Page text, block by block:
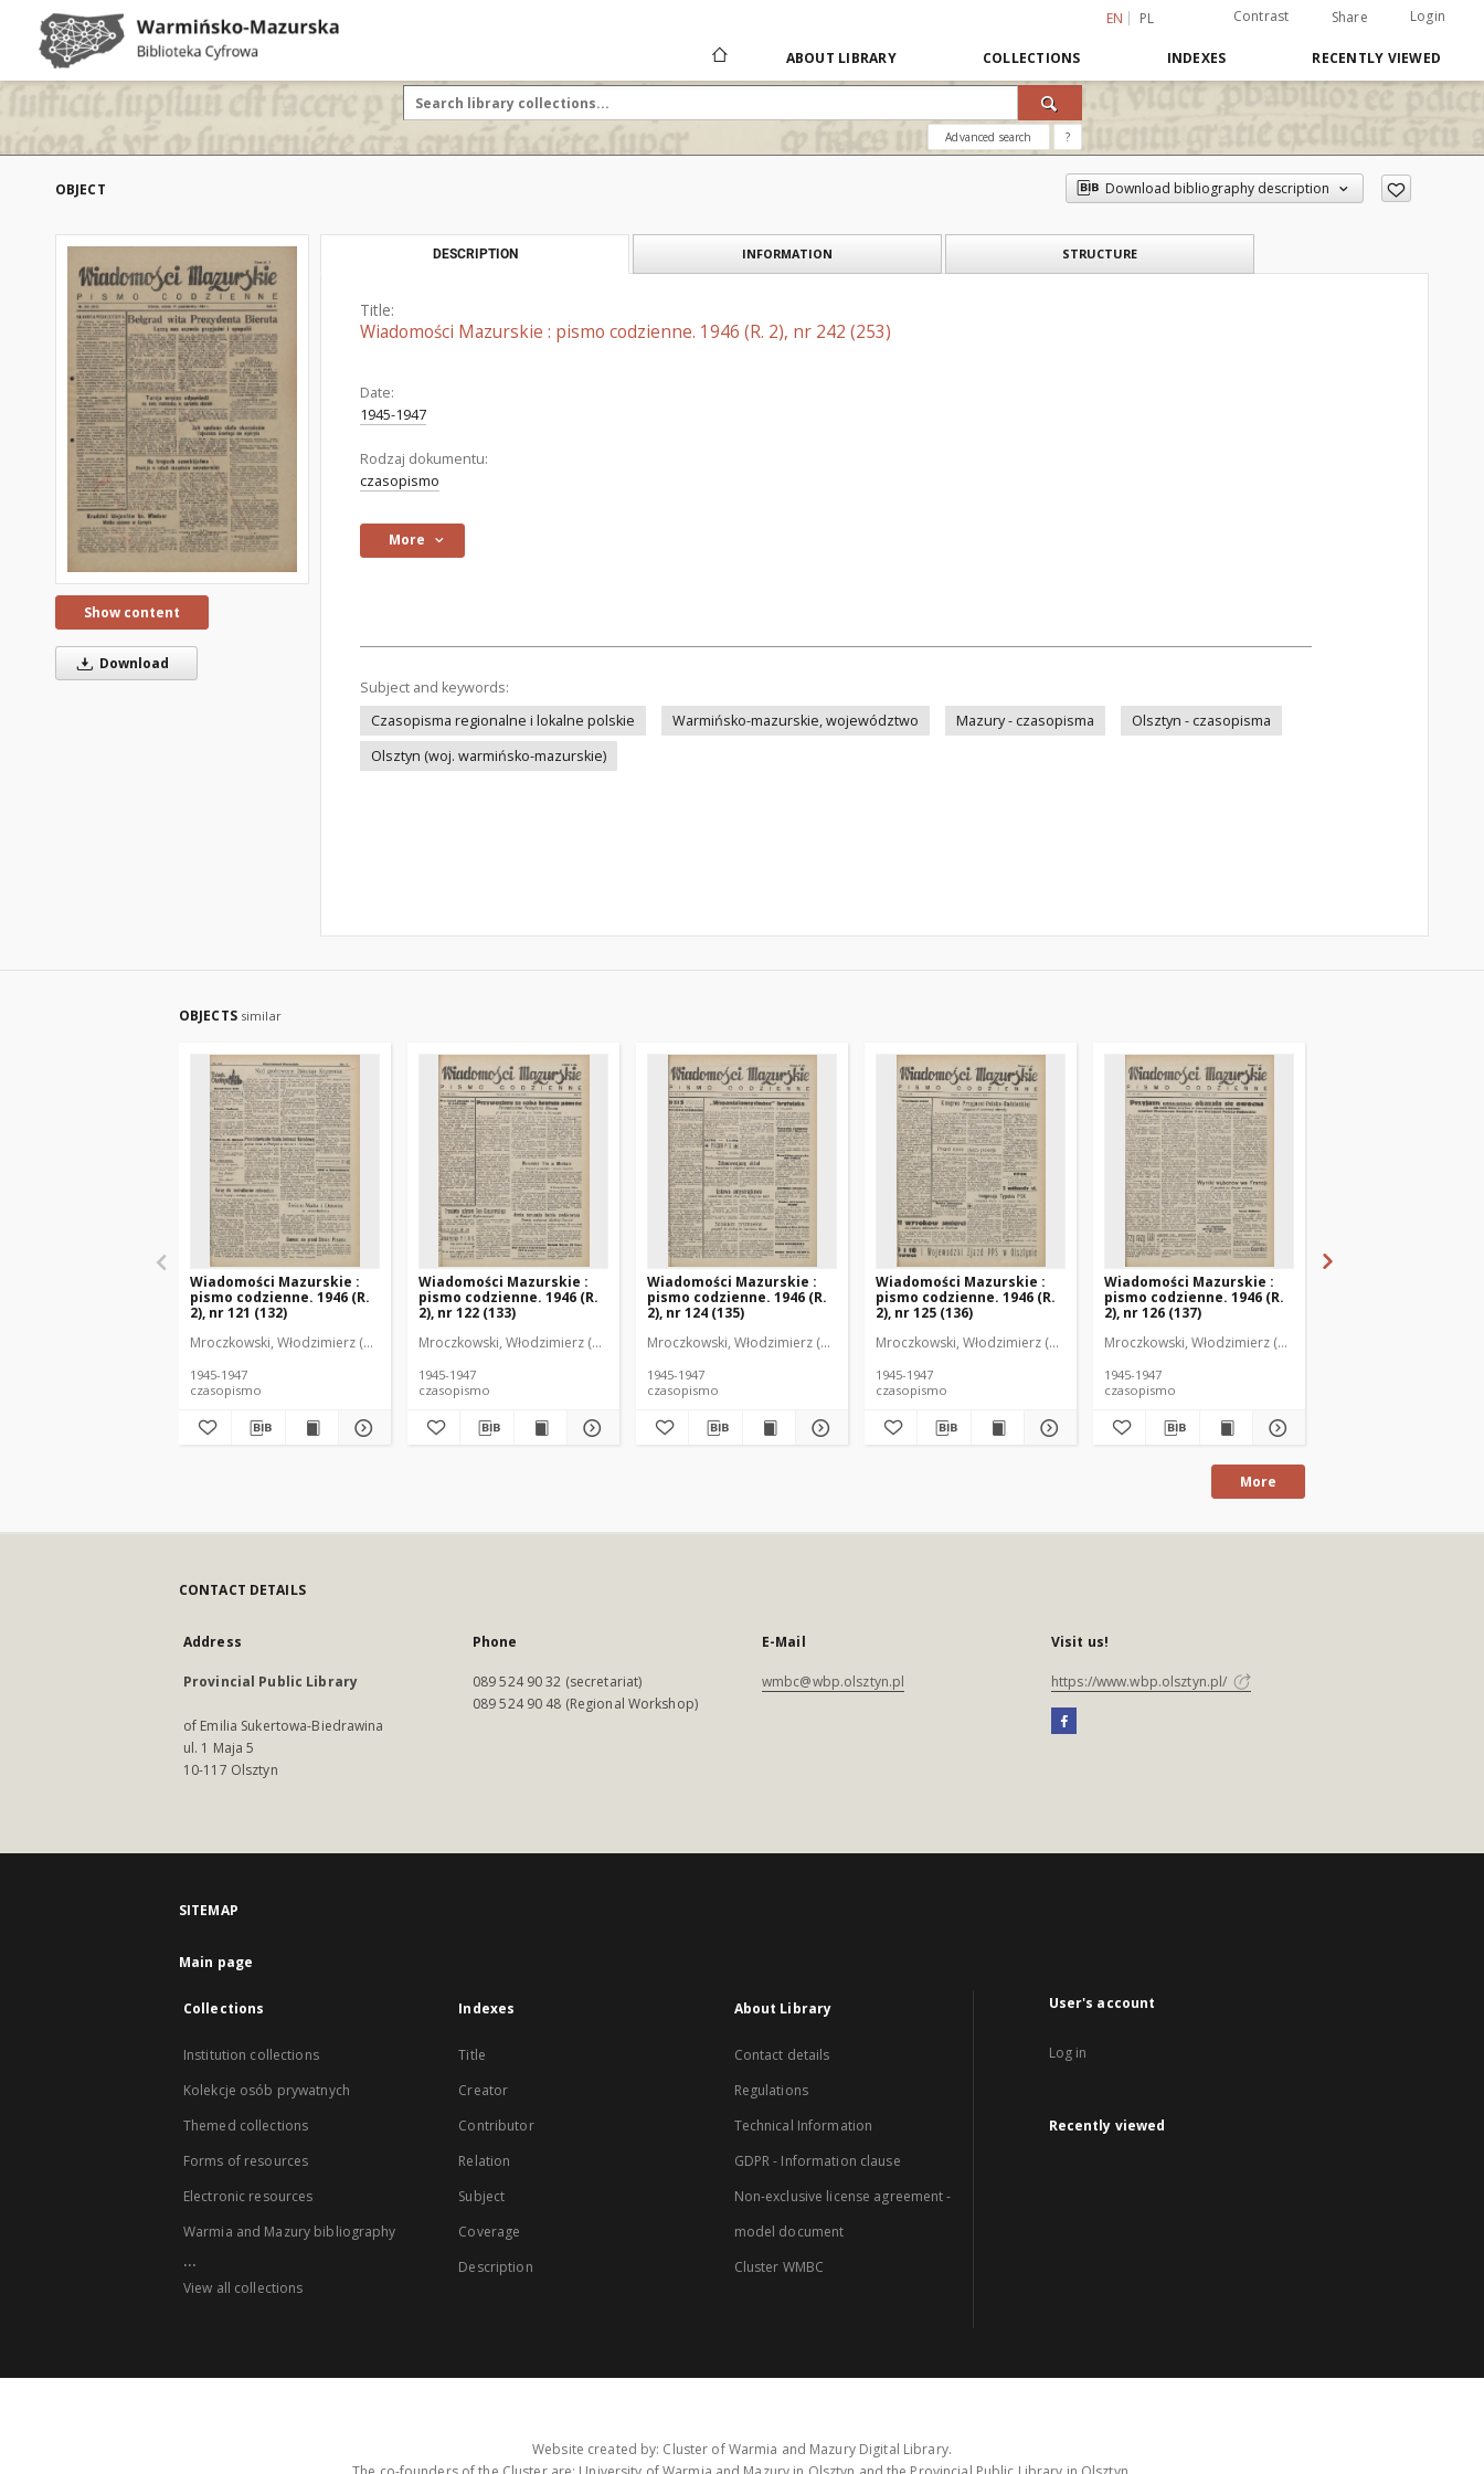
EN PL Contrast Share Login
ABOUT LIBRARY COLLECTIONS INDEXES RECENTLY VIEWED
Advanced search ?
OBJECT Download bibliography description
Show content
Download
DESCRIPTION INFORMATION STRUCTURE
Title:
Wiadomości Mazurskie : pismo codzienne. 1946 (R. 2), nr 242 (253)
Date:
1945-1947
Rodzaj dokumentu:
czasopismo
More
Subject and keywords:
Czasopisma regionalne i lokalne polskie
Warmińsko-mazurskie, województwo Mazury - czasopisma
Olsztyn - czasopisma
Olsztyn (woj. warmińsko-mazurskie)
OBJECTS similar
Wiadomości Mazurskie :
pismo codzienne. 1946 (R.
2), nr 121 (132)
Mroczkowski, Włodzimierz (1902-1971). Redaktor
1945-1947
czasopismo
Wiadomości Mazurskie :
pismo codzienne. 1946 (R.
2), nr 122 (133)
Mroczkowski, Włodzimierz (1902-1971). Redaktor
1945-1947
czasopismo
Wiadomości Mazurskie :
pismo codzienne. 1946 (R.
2), nr 124 (135)
Mroczkowski, Włodzimierz (1902-1971). Redaktor
1945-1947
czasopismo
Wiadomości Mazurskie :
pismo codzienne. 1946 (R.
2), nr 125 (136)
Mroczkowski, Włodzimierz (1902-1971). Redaktor
1945-1947
czasopismo
Wiadomości Mazurskie :
pismo codzienne. 1946 (R.
2), nr 126 (137)
Mroczkowski, Włodzimierz (1902-1971). Redaktor
1945-1947
czasopismo
More
CONTACT DETAILS
Address
Provincial Public Library
of Emilia Sukertowa-Biedrawina
ul. 1 Maja 5
10-117 Olsztyn
Phone
089 524 90 32 (secretariat)
089 524 90 48 (Regional Workshop)
E-Mail
wmbc@wbp.olsztyn.pl
Visit us!
https://www.wbp.olsztyn.pl/
SITEMAP
Main page
Collections
Institution collections
Kolekcje osób prywatnych
Themed collections
Forms of resources
Electronic resources
Warmia and Mazury bibliography
...
View all collections
Indexes
Title
Creator
Contributor
Relation
Subject
Coverage
Description
About Library
Contact details
Regulations
Technical Information
GDPR - Information clause
Non-exclusive license agreement -
model document
Cluster WMBC
User's account
Log in
Recently viewed
Website created by: Cluster of Warmia and Mazury Digital Library.